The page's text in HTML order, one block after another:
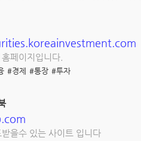
페이지입니다.
#경제 #통장 #투자
을수 있는 사이트 입니다